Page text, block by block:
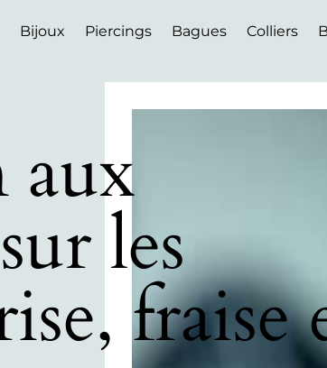
Bijoux Piercings Bagues Colliers
les
fraise